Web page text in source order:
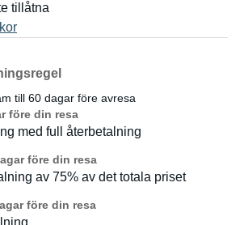
tillåtna
till 60 dagar före avresa
före din resa
med full återbetalning
före din resa
av 75% av det totala priset
före din resa